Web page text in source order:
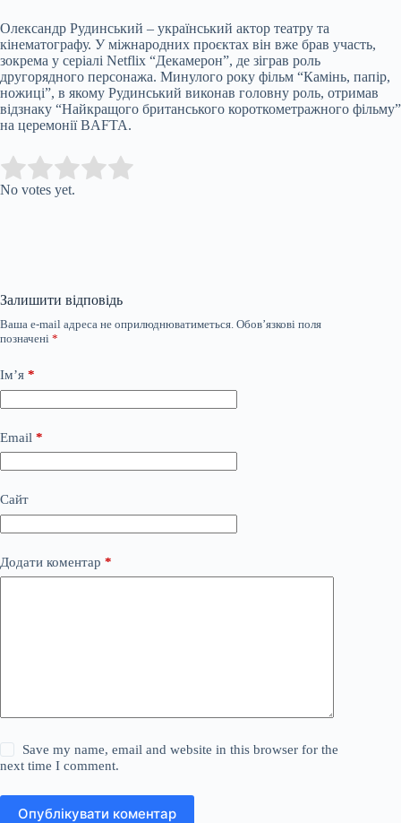
Олександр Рудинський – український актор театру та
кінематографу. У міжнародних проєктах він вже брав участь,
зокрема у серіалі Netflix “Декамерон”, де зіграв роль
другорядного персонажа. Минулого року фільм “Камінь, папір,
ножиці”, в якому Рудинський виконав головну роль, отримав
відзнаку “Найкращого британського короткометражного фільму”
на церемонії BAFTA.
Rate this item:
No votes yet.
Залишити відповідь
Ваша e-mail адреса не оприлюднюватиметься. Обов’язкові поля
позначені *
Ім’я *
Email *
Сайт
Додати коментар *
Save my name, email and website in this browser for the
next time I comment.
Опублікувати коментар